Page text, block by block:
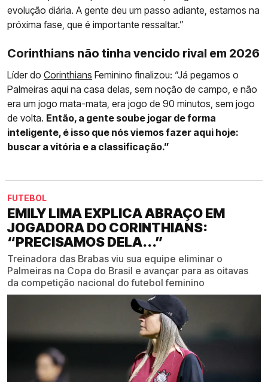
evolução diária. A gente deu um passo adiante, estamos na
próxima fase, que é importante ressaltar.”
Corinthians não tinha vencido rival em 2026
Líder do Corinthians Feminino finalizou: “Já pegamos o
Palmeiras aqui na casa delas, sem noção de campo, e não
era um jogo mata-mata, era jogo de 90 minutos, sem jogo
de volta. Então, a gente soube jogar de forma
inteligente, é isso que nós viemos fazer aqui hoje:
buscar a vitória e a classificação.”
FUTEBOL
EMILY LIMA EXPLICA ABRAÇO EM
JOGADORA DO CORINTHIANS:
“PRECISAMOS DELA...”
Treinadora das Brabas viu sua equipe eliminar o
Palmeiras na Copa do Brasil e avançar para as oitavas
da competição nacional do futebol feminino